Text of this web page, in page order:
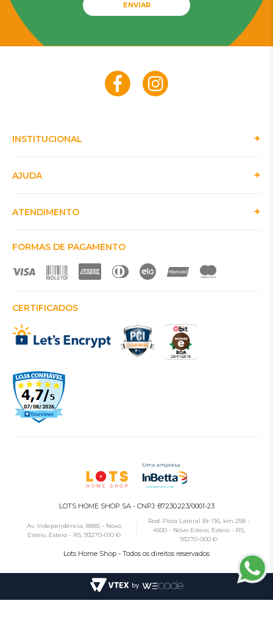
ENVIAR
INSTITUCIONAL
AJUDA
ATENDIMENTO
FORMAS DE PAGAMENTO
CERTIFICADOS
LOTS HOME SHOP SA - CNPJ: 87.230.223/0001-23
Av. Independência, 8885 - Novo
Esteio, Esteio - RS, 93270-010 ©
Rod. Pista Lateral Br-116, km 258 -
4500 - Novo Esteio, Esteio - RS,
93270-000 ©
Lots Home Shop - Todos os direitos reservados